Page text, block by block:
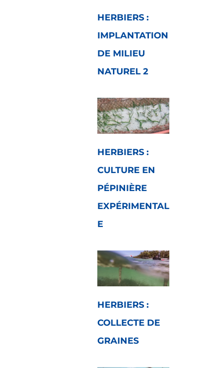
HERBIERS :
IMPLANTATION
DE MILIEU
NATUREL 2
HERBIERS :
CULTURE EN
PÉPINIÈRE
EXPÉRIMENTAL
E
HERBIERS :
COLLECTE DE
GRAINES